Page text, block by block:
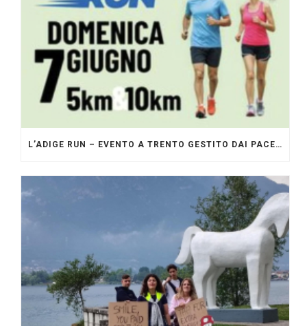
L’ADIGE RUN – EVENTO A TRENTO GESTITO DAI PACERS GLI ORIGINALI